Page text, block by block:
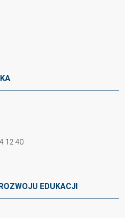
12 40
EDUKACJI